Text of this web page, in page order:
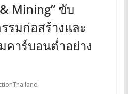
Mining” ขับ
รมก่อสร้างและ
คาร์บอนต่ำอย่าง